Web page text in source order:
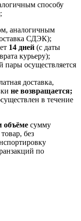
способу
аналогичным
СДЭК);
14 дней (с даты
курьеру);
пары осуществляется
доставка,
не возвращается;
в течение
объёме сумму
без
по